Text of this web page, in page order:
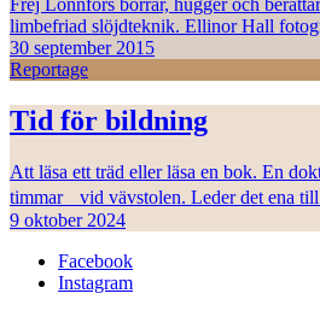
limbefriad slöjdteknik. Ellinor Hall
30 september 2015
Reportage
Tid för bildning
Att läsa ett träd eller läsa en bok. En
timmar vid vävstolen. Leder det ena till
9 oktober 2024
Facebook
Instagram